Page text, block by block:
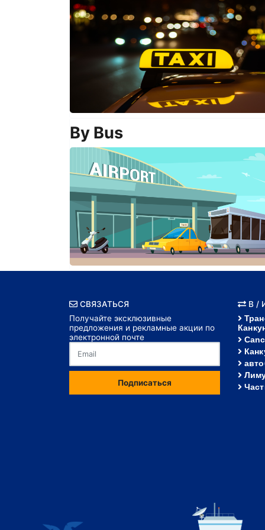
By Bus
СВЯЗАТЬСЯ
Получайте эксклюзивные
предложения и рекламные акции по
электронной почте
Подписаться
В /